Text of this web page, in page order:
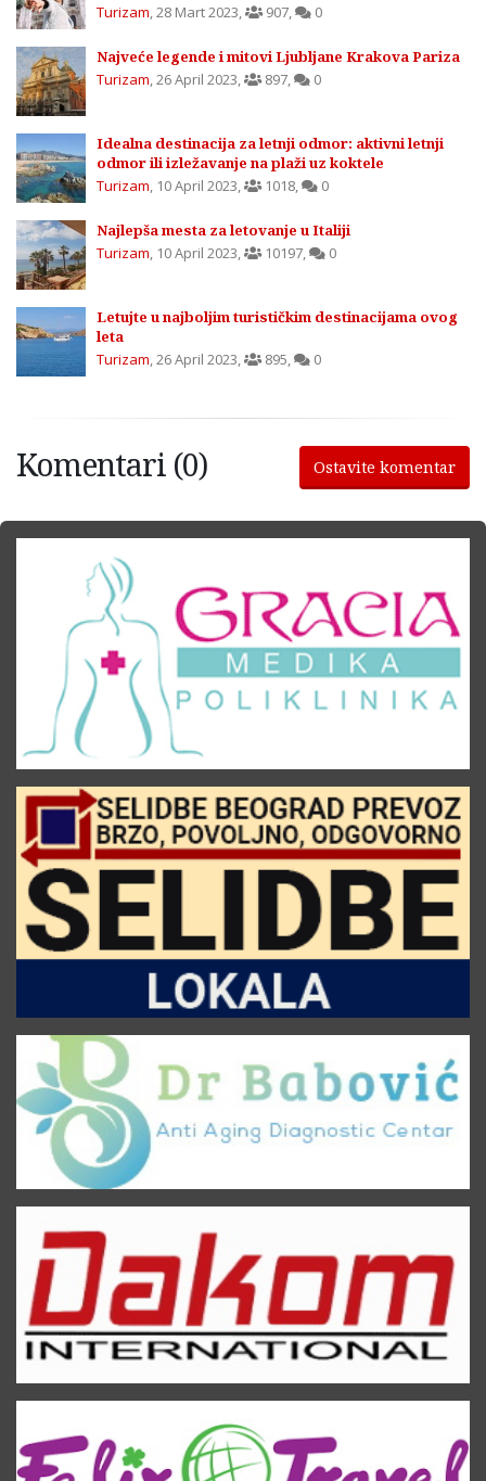
Turizam,28 Mart 2023, 907, 0
Najveće legende i mitovi Ljubljane Krakova Pariza
Turizam,26 April 2023, 897, 0
Idealna destinacija za letnji odmor: aktivni letnji
odmor ili izležavanje na plaži uz koktele
Turizam, 10 April 2023, 1018, 0
Najlepša mesta za letovanje u Italiji
Turizam, 10 April 2023, 10197, 0
Letujte u najboljim turističkim destinacijama ovog
leta
Turizam,26 April 2023, 895, 0
Komentari (0) Ostavite komentar